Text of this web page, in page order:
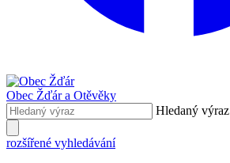
Obec Žďár a Otěvěky
Hledaný výraz
rozšířené vyhledávání